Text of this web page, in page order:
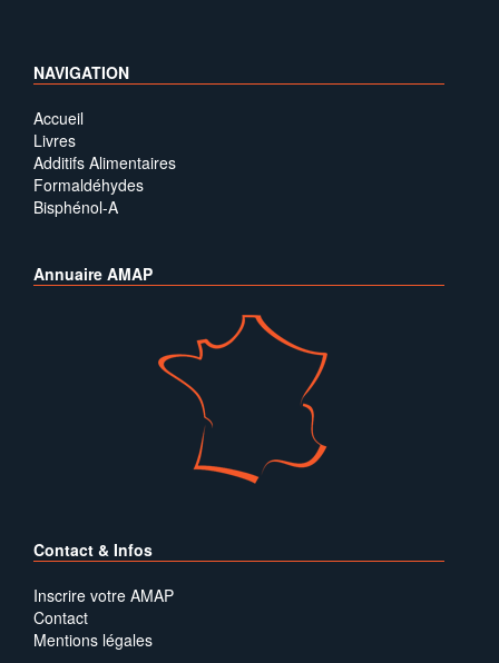
NAVIGATION
Accueil
Livres
Additifs Alimentaires
Formaldéhydes
Bisphénol-A
Annuaire AMAP
Contact & Infos
Inscrire votre AMAP
Contact
Mentions légales